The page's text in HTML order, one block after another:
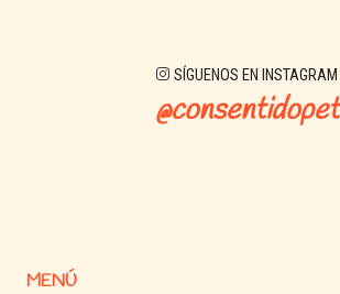
SÍGUENOS EN INSTAGRAM
@consentidopet
MENÚ